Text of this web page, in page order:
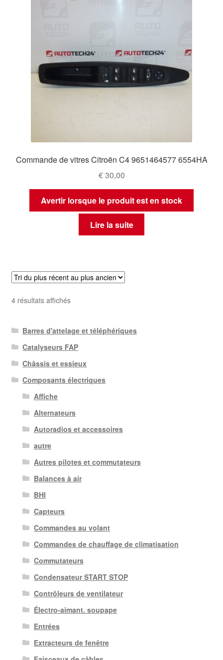
Commande de vitres Citroën C4 9651464577 6554HA
€30,00
Avertir lorsque le produit est en stock
Lire la suite
4 résultats affichésTrié
récent
au
plus
ancien
Barres d'attelage et téléphériques
Catalyseurs FAP
Châssis et essieux
Composants électriques
Affiche
Alternateurs
Autoradios et accessoires
autre
Autres pilotes et commutateurs
Balances à air
BHI
Capteurs
Commandes au volant
Commandes de chauffage de climatisation
Commutateurs
Condensateur START STOP
Contrôleurs de ventilateur
Électro-aimant. soupape
Entrées
Extracteurs de fenêtre